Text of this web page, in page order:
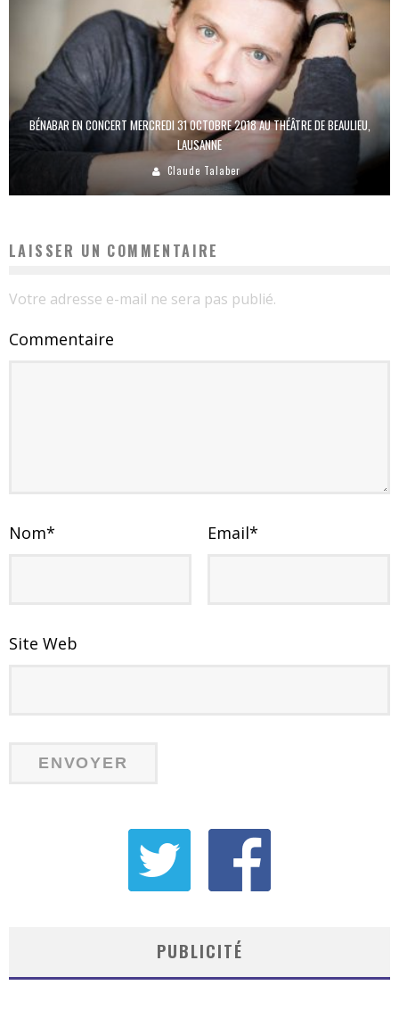
BÉNABAR EN CONCERT MERCREDI 31 OCTOBRE 2018 AU THÉÂTRE DE BEAULIEU,
LAUSANNE
Claude Talaber
LAISSER UN COMMENTAIRE
Votre adresse e-mail ne sera pas publié.
Commentaire
Nom* Email*
Site Web
PUBLICITÉ